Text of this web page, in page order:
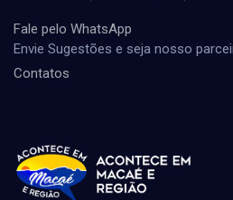
Fale pelo WhatsApp
Envie Sugestões e seja nosso
Contatos